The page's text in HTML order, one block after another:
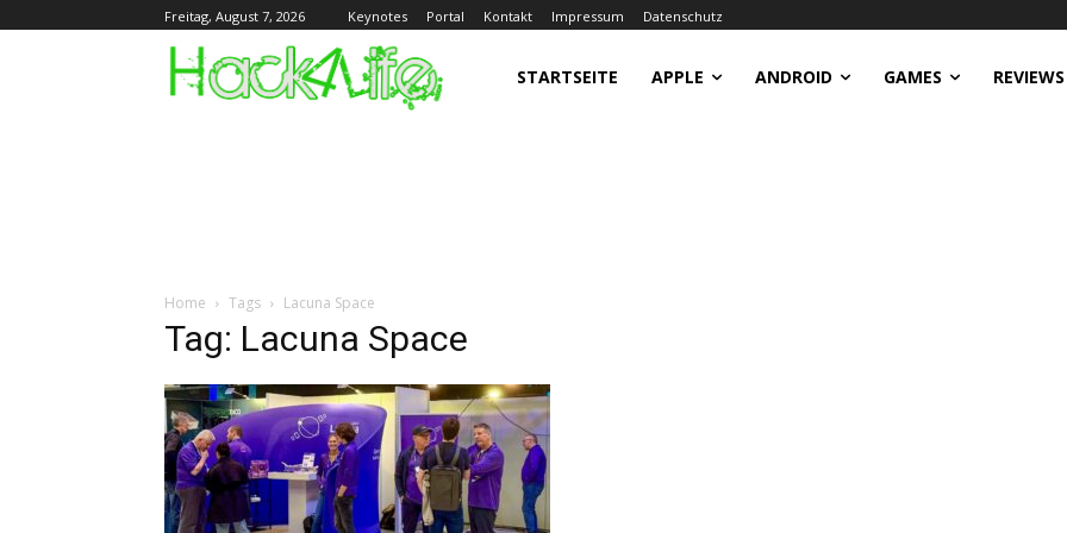
Freitag, August 7, 2026 Keynotes Portal Kontakt Impressum Datenschutz
STARTSEITE APPLE ANDROID GAMES REVIEWS
Home Tags Lacuna Space
Tag: Lacuna Space